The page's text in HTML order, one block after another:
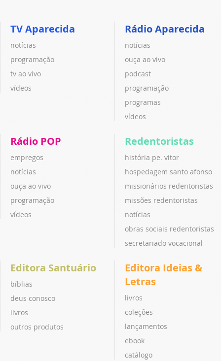
TV Aparecida
notícias
programação
tv ao vivo
vídeos
Rádio Aparecida
notícias
ouça ao vivo
podcast
programação
programas
vídeos
Rádio POP
empregos
notícias
ouça ao vivo
programação
vídeos
Redentoristas
história pe. vitor
hospedagem santo afonso
missionários redentoristas
missões redentoristas
notícias
obras sociais redentoristas
secretariado vocacional
Editora Santuário
bíblias
deus conosco
livros
outros produtos
Editora Ideias &
Letras
livros
coleções
lançamentos
ebook
catálogo